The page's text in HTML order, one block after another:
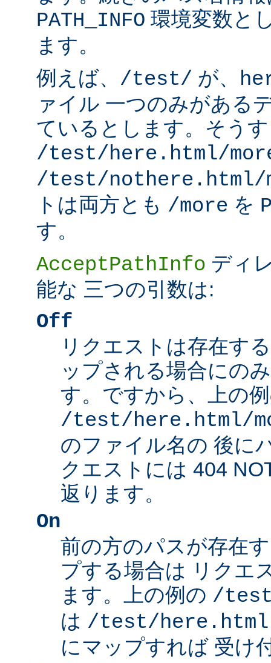
PATH_INFO 環境変数と
ます。
例えば、 /test/ が、
ァイル 一つのみがある
ているとします。そう
/test/here.html/
/test/nothere.html/
トは両方とも /more を
す。
AcceptPathInfo ディ
能な 三つの引数は:
Off
リクエストは存在す
ップされる場合にの
す。ですから、上の
/test/here.html/
のファイル名の 後に
クエストには 404
返ります。
On
前の方のパスが存在
プする場合は リクエ
ます。上の例の /
は /test/here.html
にマップすれば 受け